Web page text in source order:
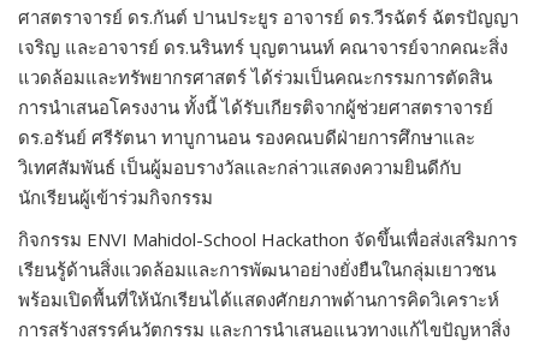
ศาสตราจารย์ ดร.กันต์ ปานประยูร อาจารย์ ดร.วีรฉัตร์ ฉัตรปัญญา
เจริญ และอาจารย์ ดร.นรินทร์ บุญตานนท์ คณาจารย์จากคณะสิ่ง
แวดล้อมและทรัพยากรศาสตร์ ได้ร่วมเป็นคณะกรรมการตัดสิน
การนำเสนอโครงงาน ทั้งนี้ ได้รับเกียรติจากผู้ช่วยศาสตราจารย์
ดร.อรันย์ ศรีรัตนา ทาบูกานอน รองคณบดีฝ่ายการศึกษาและ
วิเทศสัมพันธ์ เป็นผู้มอบรางวัลและกล่าวแสดงความยินดีกับ
นักเรียนผู้เข้าร่วมกิจกรรม
กิจกรรม ENVI Mahidol-School Hackathon จัดขึ้นเพื่อส่งเสริมการ
เรียนรู้ด้านสิ่งแวดล้อมและการพัฒนาอย่างยั่งยืนในกลุ่มเยาวชน
พร้อมเปิดพื้นที่ให้นักเรียนได้แสดงศักยภาพด้านการคิดวิเคราะห์
การสร้างสรรค์นวัตกรรม และการนำเสนอแนวทางแก้ไขปัญหาสิ่ง